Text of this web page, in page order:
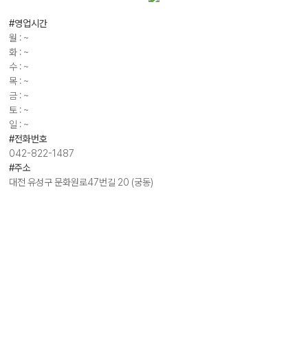
#영업시간
월 : ~
화 : ~
수 : ~
목 : ~
금 : ~
토 : ~
일 : ~
#전화번호
042-822-1487
#주소
대전 유성구 문화원로47번길 20 (궁동)